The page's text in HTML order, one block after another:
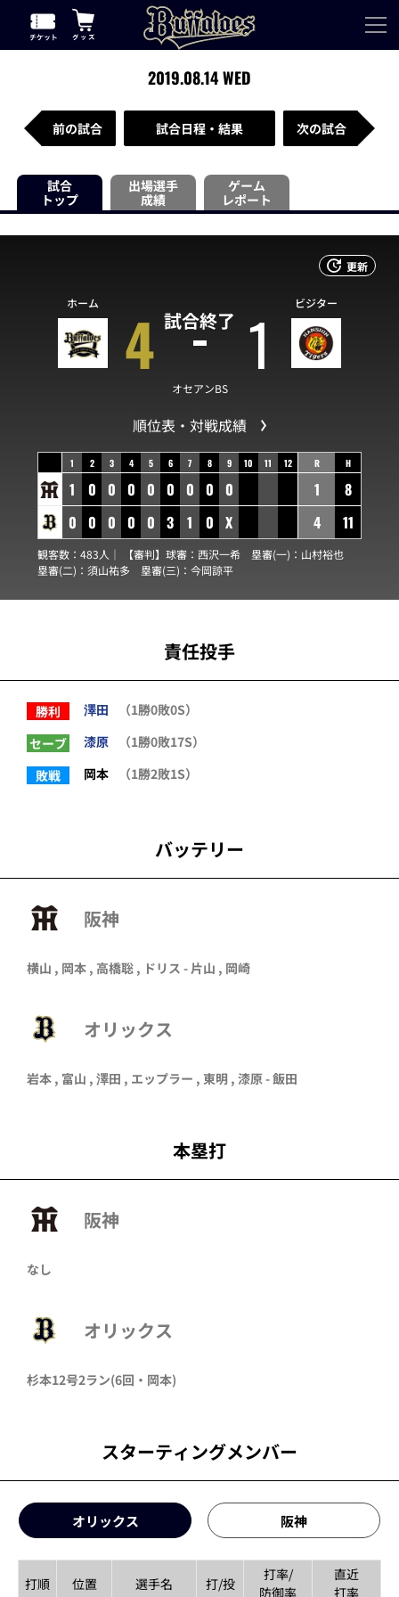
2019.08.14 WED
前の試合 試合日程・結果 次の試合
試合
トップ
出場選手
成績
ゲーム
レポート
更新
試合終了
ホーム 4 1 ビジター
オセアンBS
順位表・対戦成績
1 2 3 4 5 6 7 8 9 10 11 12
1 0 0 0 0 0 0 0 0
0 0 0 0 0 3 1 0 X
R H
1
8
4
11
観客数：483人｜ 【審判】球審： 西沢一希 塁審(一)： 山村裕也
塁審(二)： 須山祐多 塁審(三)： 今岡諒平
責任投手
勝利 澤田
（1勝0敗0S）
セーブ
漆原
（1勝0敗17S）
敗戦
岡本 （1勝2敗1S）
バッテリー
阪神
横山 , 岡本 , 高橋聡 , ドリス - 片山 , 岡崎
オリックス
岩本 , 富山 , 澤田 , エップラー , 東明 , 漆原- 飯田
本塁打
阪神
なし
オリックス
杉本12号2ラン(6回・ 岡本)
スターティングメンバー
オリックス 阪神
打順 位置 選手名 打/投
打率/
防御率
直近
打率